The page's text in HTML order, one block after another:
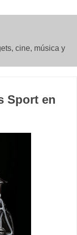
cine, música y
Sport en